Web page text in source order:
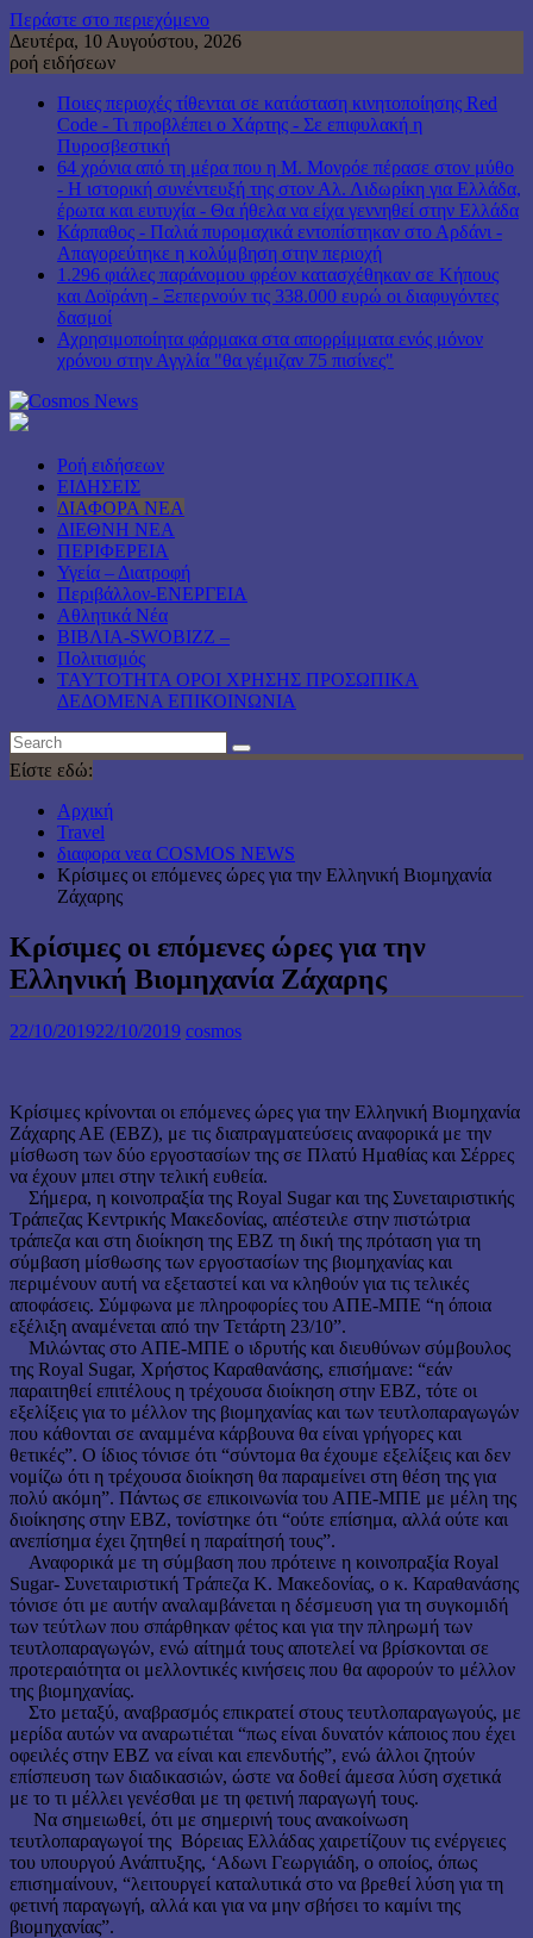
Περάστε στο περιεχόμενο
Δευτέρα, 10 Αυγούστου, 2026
ροή ειδήσεων
Ποιες περιοχές τίθενται σε κατάσταση κινητοποίησης Red
Code - Τι προβλέπει ο Χάρτης - Σε επιφυλακή η
Πυροσβεστική
64 χρόνια από τη μέρα που η Μ. Μονρόε πέρασε στον μύθο
- Η ιστορική συνέντευξή της στον Αλ. Λιδωρίκη για Ελλάδα,
έρωτα και ευτυχία - Θα ήθελα να είχα γεννηθεί στην Ελλάδα
Κάρπαθος - Παλιά πυρομαχικά εντοπίστηκαν στο Αρδάνι -
Απαγορεύτηκε η κολύμβηση στην περιοχή
1.296 φιάλες παράνομου φρέον κατασχέθηκαν σε Κήπους
και Δοϊράνη - Ξεπερνούν τις 338.000 ευρώ οι διαφυγόντες
δασμοί
Αχρησιμοποίητα φάρμακα στα απορρίμματα ενός μόνον
χρόνου στην Αγγλία "θα γέμιζαν 75 πισίνες"
Ροή ειδήσεων
ΕΙΔΗΣΕΙΣ
ΔΙΑΦΟΡΑ ΝΕΑ
ΔΙΕΘΝΗ ΝΕΑ
ΠΕΡΙΦΕΡΕΙΑ
Υγεία – Διατροφή
Περιβάλλον-ΕΝΕΡΓΕΙΑ
Αθλητικά Νέα
ΒΙΒΛΙΑ-SWOBIZZ –
Πολιτισμός
TAYTOTHTA ΟΡΟΙ ΧΡΗΣΗΣ ΠΡΟΣΩΠΙΚΑ
ΔΕΔΟΜΕΝΑ ΕΠΙΚΟΙΝΩΝΙΑ
Είστε εδώ:
Αρχική
Travel
διαφορα νεα COSMOS NEWS
Κρίσιμες οι επόμενες ώρες για την Ελληνική Βιομηχανία
Ζάχαρης
Κρίσιμες οι επόμενες ώρες για την
Ελληνική Βιομηχανία Ζάχαρης
22/10/201922/10/2019 cosmos
Κρίσιμες κρίνονται οι επόμενες ώρες για την Ελληνική Βιομηχανία
Ζάχαρης ΑΕ (ΕΒΖ), με τις διαπραγματεύσεις αναφορικά με την
μίσθωση των δύο εργοστασίων της σε Πλατύ Ημαθίας και Σέρρες
να έχουν μπει στην τελική ευθεία.
Σήμερα, η κοινοπραξία της Royal Sugar και της Συνεταιριστικής
Τράπεζας Κεντρικής Μακεδονίας, απέστειλε στην πιστώτρια
τράπεζα και στη διοίκηση της ΕΒΖ τη δική της πρόταση για τη
σύμβαση μίσθωσης των εργοστασίων της βιομηχανίας και
περιμένουν αυτή να εξεταστεί και να κληθούν για τις τελικές
αποφάσεις. Σύμφωνα με πληροφορίες του ΑΠΕ-ΜΠΕ “η όποια
εξέλιξη αναμένεται από την Τετάρτη 23/10”.
Μιλώντας στο ΑΠΕ-ΜΠΕ ο ιδρυτής και διευθύνων σύμβουλος
της Royal Sugar, Χρήστος Καραθανάσης, επισήμανε: “εάν
παραιτηθεί επιτέλους η τρέχουσα διοίκηση στην ΕΒΖ, τότε οι
εξελίξεις για το μέλλον της βιομηχανίας και των τευτλοπαραγωγών
που κάθονται σε αναμμένα κάρβουνα θα είναι γρήγορες και
θετικές”. Ο ίδιος τόνισε ότι “σύντομα θα έχουμε εξελίξεις και δεν
νομίζω ότι η τρέχουσα διοίκηση θα παραμείνει στη θέση της για
πολύ ακόμη”. Πάντως σε επικοινωνία του ΑΠΕ-ΜΠΕ με μέλη της
διοίκησης στην ΕΒΖ, τονίστηκε ότι “ούτε επίσημα, αλλά ούτε και
ανεπίσημα έχει ζητηθεί η παραίτησή τους”.
Αναφορικά με τη σύμβαση που πρότεινε η κοινοπραξία Royal
Sugar- Συνεταιριστική Τράπεζα Κ. Μακεδονίας, ο κ. Καραθανάσης
τόνισε ότι με αυτήν αναλαμβάνεται η δέσμευση για τη συγκομιδή
των τεύτλων που σπάρθηκαν φέτος και για την πληρωμή των
τευτλοπαραγωγών, ενώ αίτημά τους αποτελεί να βρίσκονται σε
προτεραιότητα οι μελλοντικές κινήσεις που θα αφορούν το μέλλον
της βιομηχανίας.
Στο μεταξύ, αναβρασμός επικρατεί στους τευτλοπαραγωγούς, με
μερίδα αυτών να αναρωτιέται “πως είναι δυνατόν κάποιος που έχει
οφειλές στην ΕΒΖ να είναι και επενδυτής”, ενώ άλλοι ζητούν
επίσπευση των διαδικασιών, ώστε να δοθεί άμεσα λύση σχετικά
με το τι μέλλει γενέσθαι με τη φετινή παραγωγή τους.
Να σημειωθεί, ότι με σημερινή τους ανακοίνωση
τευτλοπαραγωγοί της Βόρειας Ελλάδας χαιρετίζουν τις ενέργειες
του υπουργού Ανάπτυξης, ‘Αδωνι Γεωργιάδη, ο οποίος, όπως
επισημαίνουν, “λειτουργεί καταλυτικά στο να βρεθεί λύση για τη
φετινή παραγωγή, αλλά και για να μην σβήσει το καμίνι της
βιομηχανίας”.